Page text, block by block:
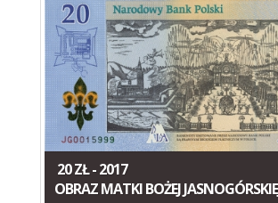
20 ZŁ - 2017
OBRAZ MATKI BOŻEJ